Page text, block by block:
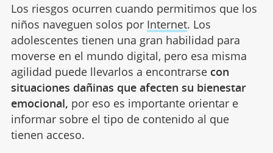
Los riesgos ocurren cuando permitimos que los
niños naveguen solos por Internet. Los
adolescentes tienen una gran habilidad para
moverse en el mundo digital, pero esa misma
agilidad puede llevarlos a encontrarse con
situaciones dañinas que afecten su bienestar
emocional, por eso es importante orientar e
informar sobre el tipo de contenido al que
tienen acceso.